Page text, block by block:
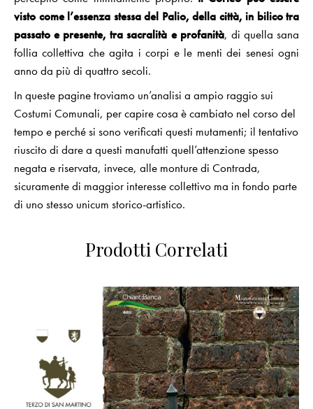
visto come l’essenza stessa del Palio, della città, in bilico tra
passato e presente, tra sacralità e profanità, di quella sana
follia collettiva che agita i corpi e le menti dei senesi ogni
anno da più di quattro secoli.
In queste pagine troviamo un’analisi a ampio raggio sui
Costumi Comunali, per capire cosa è cambiato nel corso del
tempo e perché si sono verificati questi mutamenti; il tentativo
riuscito di dare a questi manufatti quell’attenzione spesso
negata e riservata, invece, alle monture di Contrada,
sicuramente di maggior interesse collettivo ma in fondo parte
di uno stesso unicum storico-artistico.
Prodotti Correlati